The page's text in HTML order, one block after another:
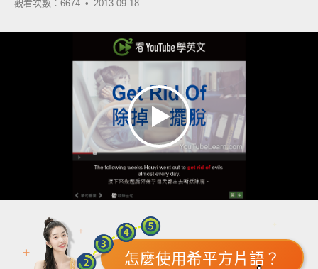
觀看次數：6674 • 2013-09-18
怎麼使用希平方片語？